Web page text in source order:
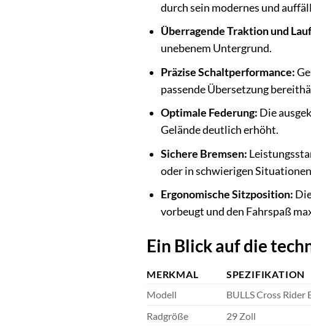
durch sein modernes und
Überragende Traktion und
unebenem Untergrund.
Präzise Schaltperformance:
passende Übersetzung
Optimale Federung: Die
Gelände deutlich erhöht.
Sichere Bremsen:
oder in schwierigen
Ergonomische Sitzposition:
vorbeugt und den Fahrspaß
Ein Blick auf die
MERKMAL
SPEZIFIKATION
Modell
BULLS Cross Rider
Radgröße
29 Zoll